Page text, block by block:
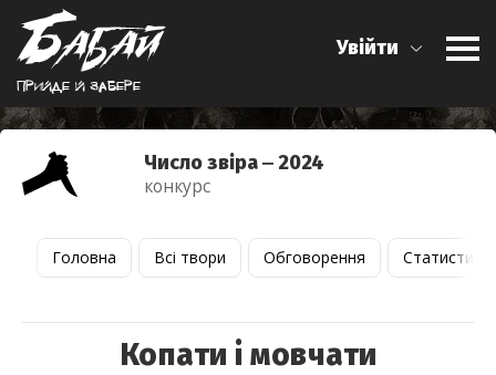
Прийде й забере
Увійти
Число звіра ‒ 2024
конкурс
Головна Всі твори Обговорення Статистика
Копати і мовчати